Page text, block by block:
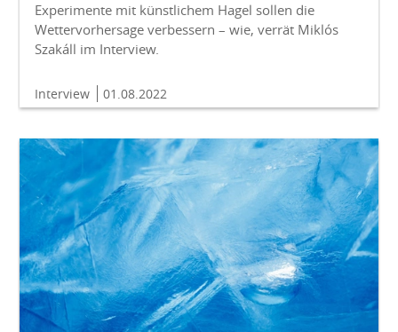
Experimente mit künstlichem Hagel sollen die
Wettervorhersage verbessern – wie, verrät Miklós
Szakáll im Interview.
Interview 01.08.2022